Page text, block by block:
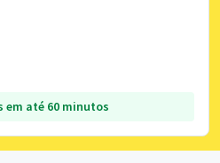
em até 60 minutos